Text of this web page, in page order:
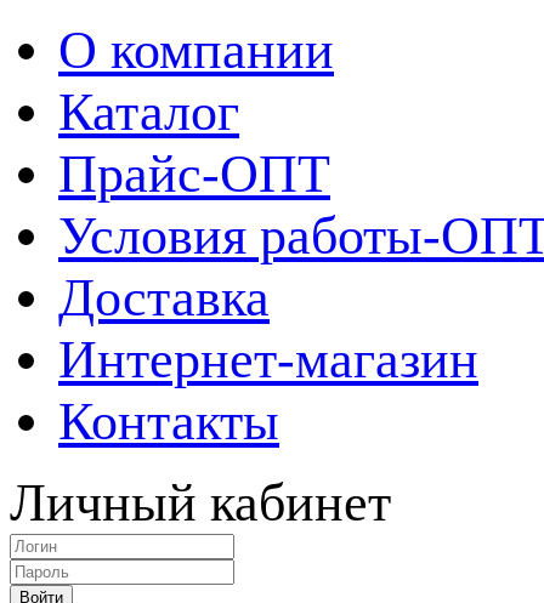
О компании
Каталог
Прайс-ОПТ
Условия работы-
Доставка
Интернет-магазин
Контакты
Личный кабинет